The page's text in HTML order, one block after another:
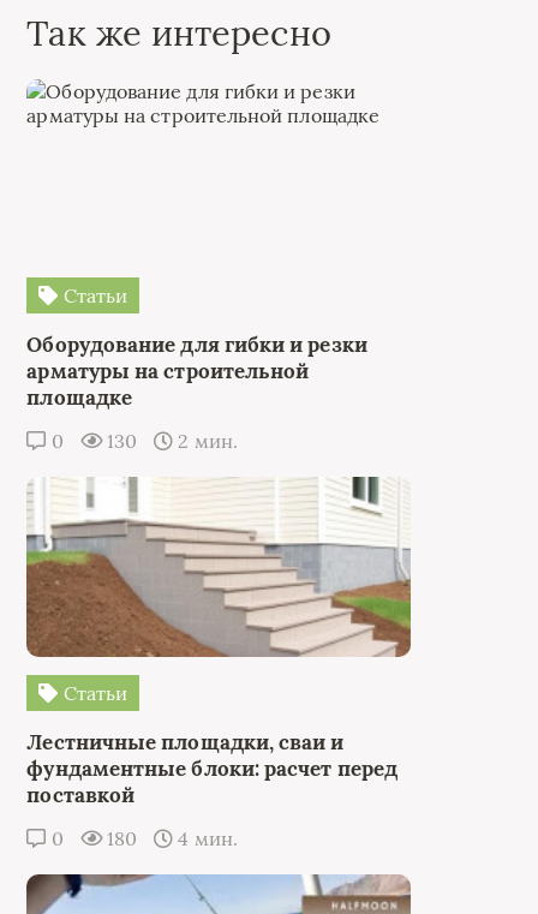
Так же интересно
Статьи
Оборудование для гибки и резки
арматуры на строительной
площадке
0 130 2 мин.
Статьи
Лестничные площадки, сваи и
фундаментные блоки: расчет перед
поставкой
0 180 4 мин.